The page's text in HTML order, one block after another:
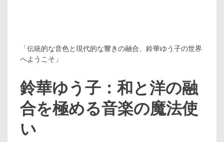
「伝統的な音色と現代的な響きの融合、鈴華ゆう子の世界
へようこそ」
鈴華ゆう子：和と洋の融
合を極める音楽の魔法使
い